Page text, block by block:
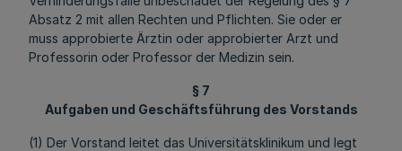
Absatz 2 mit allen Rechten und Pflichten. Sie oder er
muss approbierte Ärztin oder approbierter Arzt und
Professorin oder Professor der Medizin sein.
§ 7
Aufgaben und Geschäftsführung des Vorstands
(1) Der Vorstand leitet das Universitätsklinikum und legt